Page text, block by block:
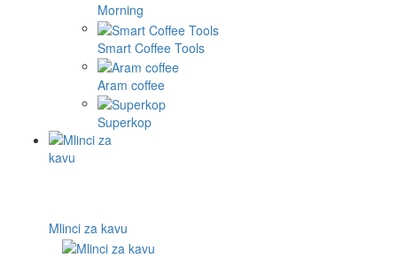
Morning
Smart Coffee Tools
Aram coffee
Superkop
Mlinci za kavu